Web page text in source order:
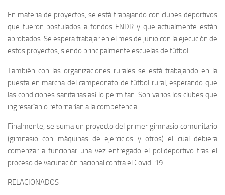
En materia de proyectos, se está trabajando con clubes deportivos
que fueron postulados a fondos FNDR y que actualmente están
aprobados. Se espera trabajar en el mes de junio con la ejecución de
estos proyectos, siendo principalmente escuelas de fútbol.
También con las organizaciones rurales se está trabajando en la
puesta en marcha del campeonato de fútbol rural, esperando que
las condiciones sanitarias así lo permitan. Son varios los clubes que
ingresarían o retornarían a la competencia.
Finalmente, se suma un proyecto del primer gimnasio comunitario
(gimnasio con máquinas de ejercicios y otros) el cual debiera
comenzar a funcionar una vez entregado el polideportivo tras el
proceso de vacunación nacional contra el Covid-19.
RELACIONADOS